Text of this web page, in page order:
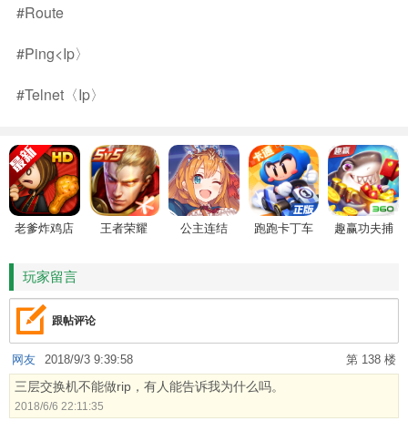
#route
#ping<ip〉
#telnet〈ip〉
老爹炸鸡店
王者荣耀 公主连结 跑跑卡丁车
趣赢功夫捕
玩家留言
跟帖评论
第 138 楼
网友 2018/9/3 9:39:58
三层交换机不能做rip，有人能告诉我为什么吗。
2018/6/6 22:11:35